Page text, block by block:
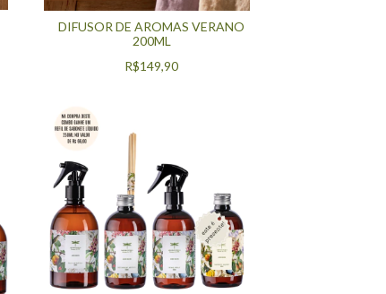
DIFUSOR DE AROMAS VERANO
200ML
R$149,90